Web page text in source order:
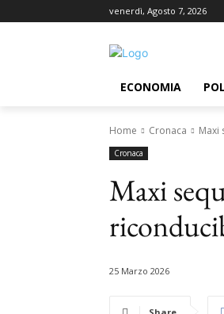
venerdì, Agosto 7, 2026
ECONOMIA
Home Cronaca Maxi
Cronaca
Maxi
25 Marzo 2026